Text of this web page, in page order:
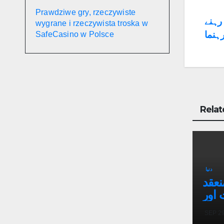
Prawdziwe gry, rzeczywiste
wygrane i rzeczywista troska w
SafeCasino w Polsce
دنیا